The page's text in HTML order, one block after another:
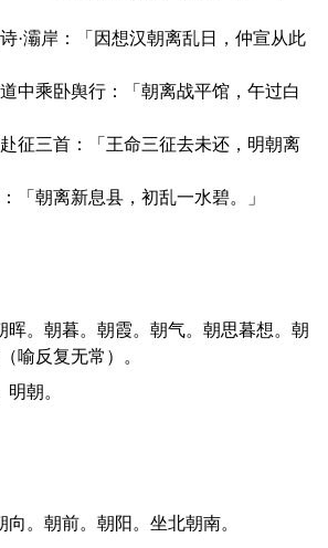
·灞岸：「因想汉朝离乱日，仲宣从此
中乘卧舆行：「朝离战平馆，午过白
征三首：「王命三征去未还，明朝离
「朝离新息县，初乱一水碧。」
喻反复无常）。
明朝。
朝向。朝前。朝阳。坐北朝南。